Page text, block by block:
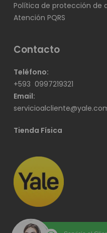
Política de protección de
Atención PQRS
Contacto
Teléfono:
+593 0997219321
Email:
Tienda Física